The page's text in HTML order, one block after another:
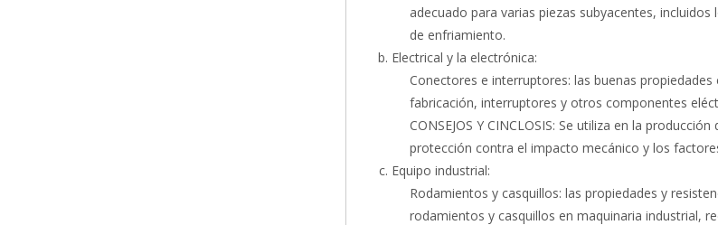
adecuado para varias piezas subyacentes,
de enfriamiento.
Electrical y la electrónica:
Conectores e interruptores: las buenas
fabricación, interruptores y otros componentes
CONSEJOS Y CINCLOSIS: Se utiliza en la
protección contra el impacto mecánico y los
Equipo industrial:
Rodamientos y casquillos: las propiedades y
rodamientos y casquillos en maquinaria industrial,